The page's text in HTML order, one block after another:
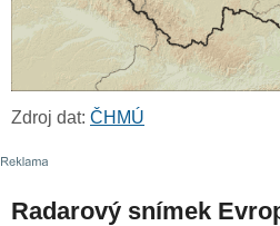
Zdroj dat: ČHMÚ
Radarový snímek